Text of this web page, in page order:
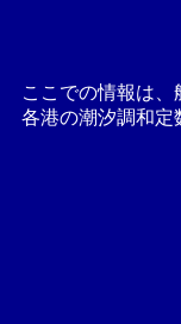
ここでの情報は
各港の潮汐調和定